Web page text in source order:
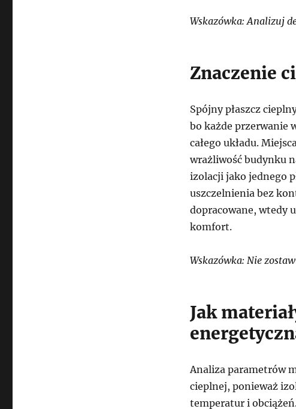
Wskazówka: Analizuj
Znaczenie
Spójny płaszcz
bo każde przerwanie
całego układu.
wrażliwość budynku
izolacji jako jednego
uszczelnienia bez
dopracowane, wtedy
komfort.
Wskazówka: Nie
Jak
Analiza parametrów
cieplnej, ponieważ
temperatur i